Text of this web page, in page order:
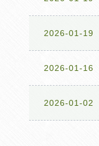
2026-01-19
2026-01-16
2026-01-02